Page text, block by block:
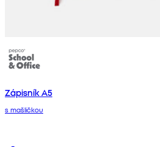
Zápisník A5
s mašličkou